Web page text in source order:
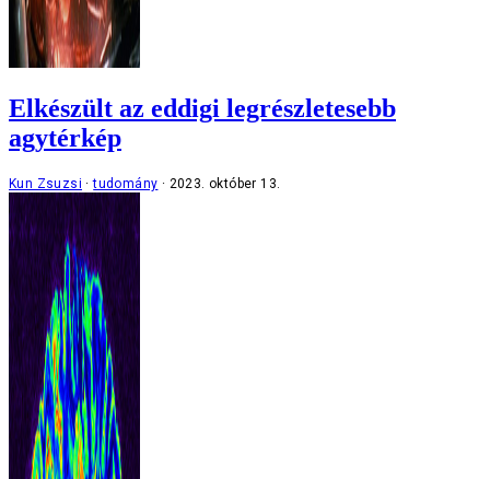
Elkészült az eddigi legrészletesebb
agytérkép
Kun Zsuzsi tudomány 2023. október 13.